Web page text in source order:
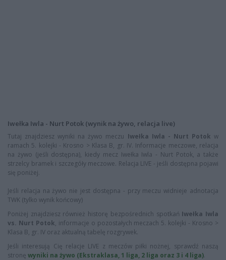
Iwełka Iwla - Nurt Potok (wynik na żywo, relacja live)
Tutaj znajdziesz wyniki na żywo meczu Iwełka Iwla - Nurt Potok w
ramach 5. kolejki - Krosno > Klasa B, gr. IV. Informacje meczowe, relacja
na żywo (jeśli dostępna), kiedy mecz Iwełka Iwla - Nurt Potok, a także
strzelcy bramek i szczegóły meczowe. Relacja LIVE - jeśli dostępna pojawi
się poniżej.
Jeśli relacja na żywo nie jest dostępna - przy meczu widnieje adnotacja
TWK (tylko wynik końcowy)
Poniżej znajdziesz również historę bezpośrednich spotkań Iwełka Iwla
vs. Nurt Potok, informacje o pozostałych meczach 5. kolejki - Krosno >
Klasa B, gr. IV oraz aktualną tabelę rozgrywek.
Jeśli interesują Cię relacje LIVE z meczów piłki nożnej, sprawdź naszą
stronę wyniki na żywo (Ekstraklasa, 1 liga, 2 liga oraz 3 i 4 liga).